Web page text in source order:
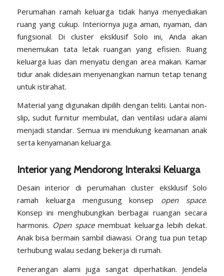
Perumahan ramah keluarga tidak hanya menyediakan
ruang yang cukup. Interiornya juga aman, nyaman, dan
fungsional. Di cluster eksklusif Solo ini, Anda akan
menemukan tata letak ruangan yang efisien. Ruang
keluarga luas dan menyatu dengan area makan. Kamar
tidur anak didesain menyenangkan namun tetap tenang
untuk istirahat.
Material yang digunakan dipilih dengan teliti. Lantai non-
slip, sudut furnitur membulat, dan ventilasi udara alami
menjadi standar. Semua ini mendukung keamanan anak
serta kenyamanan keluarga.
Interior yang Mendorong Interaksi Keluarga
Desain interior di perumahan cluster eksklusif Solo
ramah keluarga mengusung konsep open space.
Konsep ini menghubungkan berbagai ruangan secara
harmonis. Open spacemembuat keluarga lebih dekat.
Anak bisa bermain sambil diawasi. Orang tua pun tetap
terhubung walau sedang bekerja di rumah.
Penerangan alami juga sangat diperhatikan. Jendela